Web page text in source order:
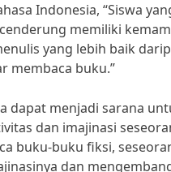
Indonesia, “Siswa
memiliki
yang lebih baik
membaca buku.”
dapat menjadi sarana
dan imajinasi
buku-buku fiksi,
dan